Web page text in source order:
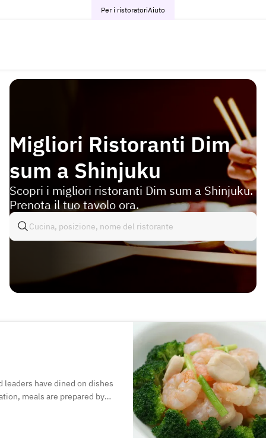
Per i ristoratoriAiuto
Migliori Ristoranti Dim
sum a Shinjuku
Scopri i migliori ristoranti Dim sum a Shinjuku.
Prenota il tuo tavolo ora.
leaders have dined on dishes
meals are prepared by